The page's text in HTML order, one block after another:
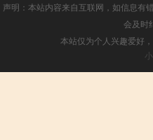
声明：本站内容来自互联网，如信息有
会及时
本站仅为个人兴趣爱好